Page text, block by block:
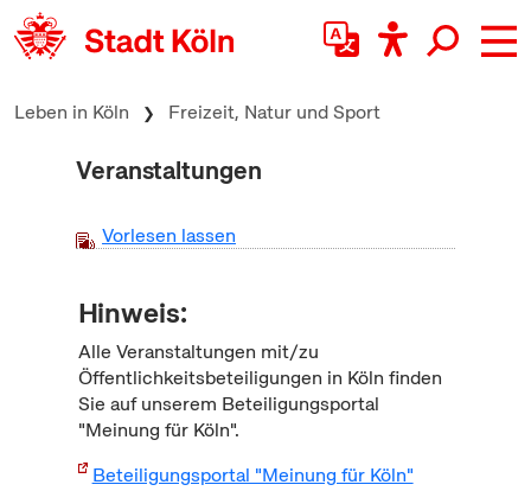
zum Inhalt springen
Leben in Köln Freizeit, Natur und Sport
Veranstaltungen
Vorlesen lassen
Hinweis:
Alle Veranstaltungen mit/zu
Öffentlichkeitsbeteiligungen in Köln finden
Sie auf unserem Beteiligungsportal
"Meinung für Köln".
Beteiligungsportal "Meinung für Köln"